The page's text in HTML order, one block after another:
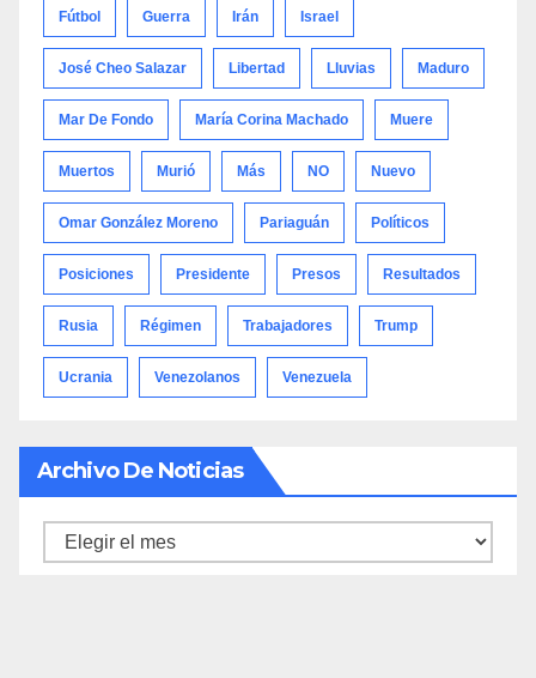
Fútbol Guerra Irán Israel
José Cheo Salazar Libertad Lluvias Maduro
Mar De Fondo María Corina Machado Muere
Muertos Murió Más NO Nuevo
Omar González Moreno Pariaguán Políticos
Posiciones Presidente Presos Resultados
Rusia Régimen Trabajadores Trump
Ucrania Venezolanos Venezuela
Archivo De Noticias
Archivo